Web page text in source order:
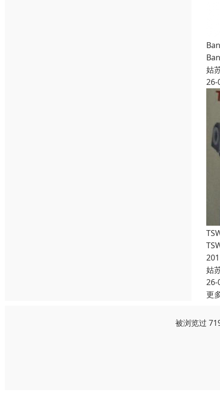
姑
26-
姑
26-
更
被浏览过